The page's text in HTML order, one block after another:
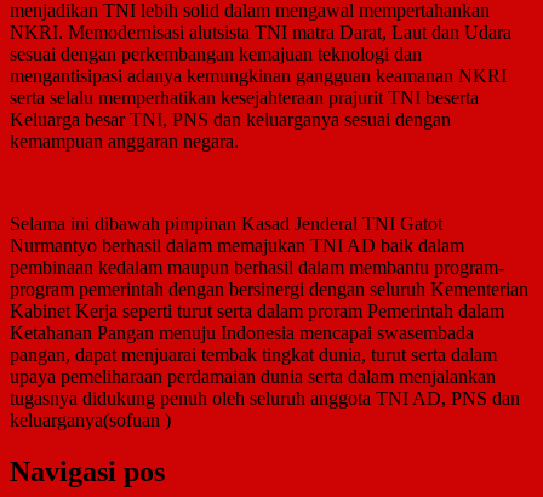
menjadikan TNI lebih solid dalam mengawal mempertahankan
NKRI. Memodernisasi alutsista TNI matra Darat, Laut dan Udara
sesuai dengan perkembangan kemajuan teknologi dan
mengantisipasi adanya kemungkinan gangguan keamanan NKRI
serta selalu memperhatikan kesejahteraan prajurit TNI beserta
Keluarga besar TNI, PNS dan keluarganya sesuai dengan
kemampuan anggaran negara.
Selama ini dibawah pimpinan Kasad Jenderal TNI Gatot
Nurmantyo berhasil dalam memajukan TNI AD baik dalam
pembinaan kedalam maupun berhasil dalam membantu program-
program pemerintah dengan bersinergi dengan seluruh Kementerian
Kabinet Kerja seperti turut serta dalam proram Pemerintah dalam
Ketahanan Pangan menuju Indonesia mencapai swasembada
pangan, dapat menjuarai tembak tingkat dunia, turut serta dalam
upaya pemeliharaan perdamaian dunia serta dalam menjalankan
tugasnya didukung penuh oleh seluruh anggota TNI AD, PNS dan
keluarganya(sofuan )
Navigasi pos